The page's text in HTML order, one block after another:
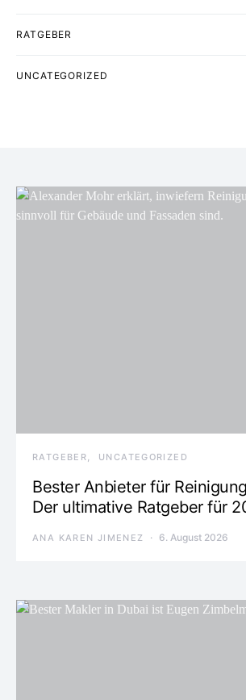
RATGEBER
UNCATEGORIZED
RATGEBER UNCATEGORIZED
Bester Anbieter für
Der ultimative Ratgeber für
ANA KAREN JIMENEZ 6. August 2026